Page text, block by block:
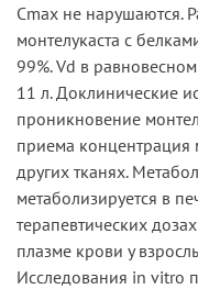
Cmax не нарушаются.
монтелукаста с
99%. Vd в
11 л. Доклинические
проникновение
приема концентрация
других тканях.
метаболизируется в
терапевтических
плазме крови у
Исследования in vitro